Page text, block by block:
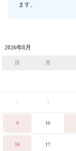
ます。
2026年8月
日 月
2 3
9 10
16 17